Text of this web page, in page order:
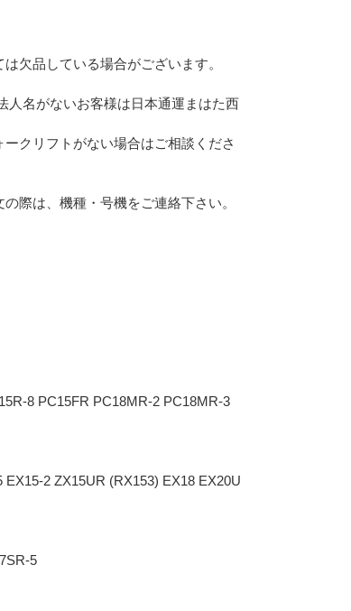
欠品している場合がございます。
名がないお客様は日本通運まはた西
クリフトがない場合はご相談くださ
際は、機種・号機をご連絡下さい。
8 PC15FR PC18MR-2 PC18MR-3
2 ZX15UR (RX153) EX18 EX20U
5